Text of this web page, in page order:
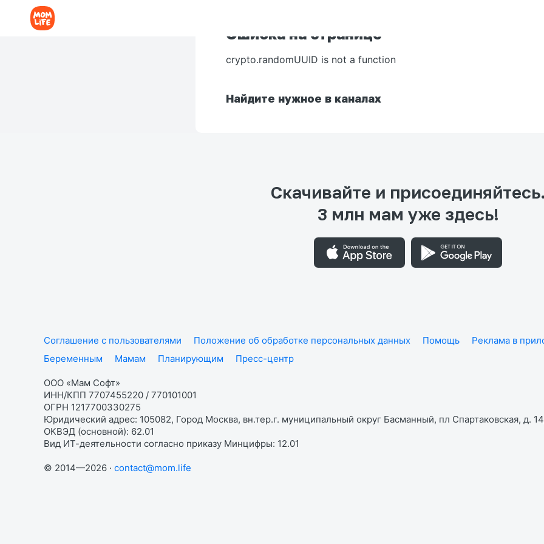
Ошибка на странице
crypto.randomUUID is not a function
Найдите нужное в каналах
Скачивайте и присоединяйтесь.
3 млн мам уже здесь!
Соглашение с пользователями Положение об обработке персональных данных Помощь Реклама в
Беременным
Мамам Планирующим Пресс-центр
ООО «Мам Софт»
ИНН/КПП 7707455220 / 770101001
ОГРН 1217700330275
Юридический адрес: 105082, Город Москва, вн.тер.г. муниципальный округ Басманный, пл Спартаковская, д.
ОКВЭД (основной): 62.01
Вид ИТ-деятельности согласно приказу Минцифры: 12.01
© 2014—2026 · contact@mom.life